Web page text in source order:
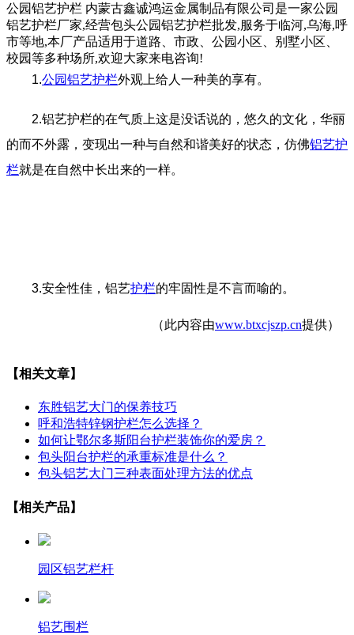
公园铝艺护栏 内蒙古鑫诚鸿运金属制品有限公司是一家公园
铝艺护栏厂家,经营包头公园铝艺护栏批发,服务于临河,乌海,呼
市等地,本厂产品适用于道路、市政、公园小区、别墅小区、
校园等多种场所,欢迎大家来电咨询!
1.公园铝艺护栏外观上给人一种美的享有。
2.铝艺护栏的在气质上这是没话说的，悠久的文化，华丽
的而不外露，变现出一种与自然和谐美好的状态，仿佛铝艺护
栏就是在自然中长出来的一样。
3.安全性佳，铝艺护栏的牢固性是不言而喻的。
（此内容由www.btxcjszp.cn提供）
【相关文章】
东胜铝艺大门的保养技巧
呼和浩特锌钢护栏怎么选择？
如何让鄂尔多斯阳台护栏装饰你的爱房？
包头阳台护栏的承重标准是什么？
包头铝艺大门三种表面处理方法的优点
【相关产品】
园区铝艺栏杆
铝艺围栏